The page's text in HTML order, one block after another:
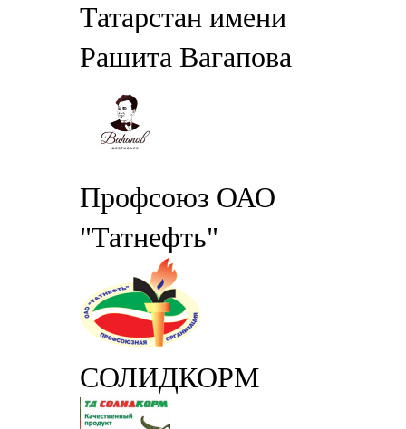
Татарстан имени
Рашита Вагапова
Профсоюз ОАО
"Татнефть"
СОЛИДКОРМ